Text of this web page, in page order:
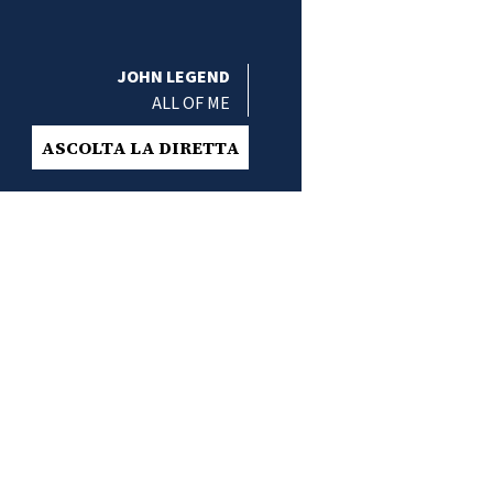
JOHN LEGEND
ALL OF ME
ASCOLTA LA DIRETTA